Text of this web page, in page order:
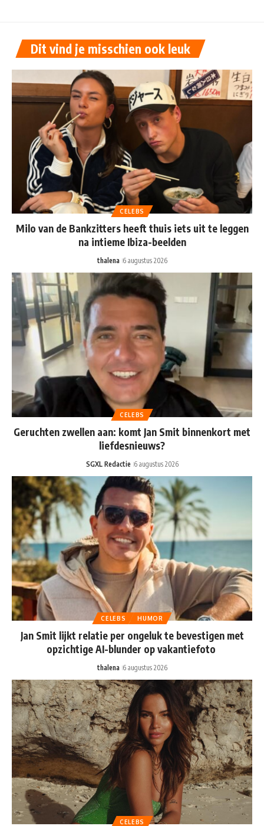
Dit vind je misschien ook leuk
CELEBS
Milo van de Bankzitters heeft thuis iets uit te leggen
na intieme Ibiza-beelden
thalena 6 augustus 2026
CELEBS
Geruchten zwellen aan: komt Jan Smit binnenkort met
liefdesnieuws?
SGXL Redactie 6 augustus 2026
CELEBS HUMOR
Jan Smit lijkt relatie per ongeluk te bevestigen met
opzichtige AI-blunder op vakantiefoto
thalena 6 augustus 2026
CELEBS